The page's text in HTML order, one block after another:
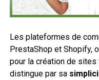
Les plateformes de
PrestaShop et Shopify,
pour la création de sites
distingue par sa